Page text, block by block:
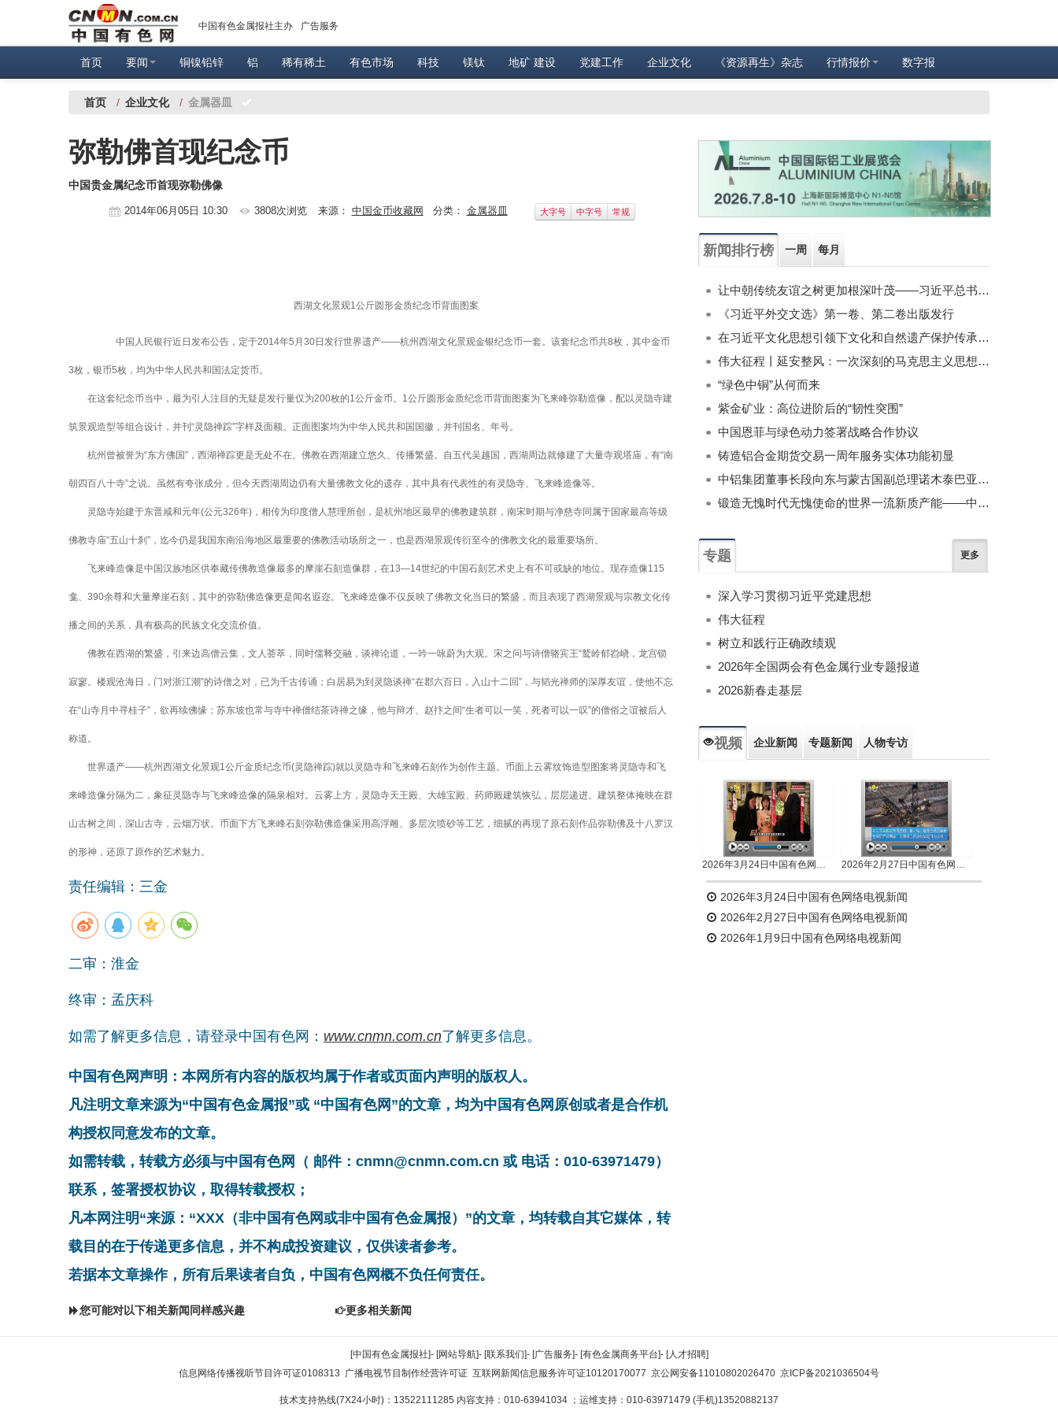
中国有色金属报社主办 广告服务
首页 要闻 铜镍铅锌 铝 稀有稀土 有色市场 科技 镁钛 地矿 建设 党建工作 企业文化 《资源再生》杂志 行情报价 数字报
首页 / 企业文化 / 金属器皿
弥勒佛首现纪念币
中国贵金属纪念币首现弥勒佛像
2014年06月05日 10:30 3808次浏览 来源： 中国金币收藏网 分类： 金属器皿 大字号 中字号 常规
西湖文化景观1公斤圆形金质纪念币背面图案
中国人民银行近日发布公告，定于2014年5月30日发行世界遗产——杭州西湖文化景观金银纪念币一套。该套纪念币共8枚，其中金币
3枚，银币5枚，均为中华人民共和国法定货币。
在这套纪念币当中，最为引人注目的无疑是发行量仅为200枚的1公斤金币。1公斤圆形金质纪念币背面图案为飞来峰弥勒造像，配以灵隐寺建
筑景观造型等组合设计，并刊“灵隐禅踪”字样及面额。正面图案均为中华人民共和国国徽，并刊国名、年号。
杭州曾被誉为“东方佛国”，西湖禅踪更是无处不在。佛教在西湖建立悠久、传播繁盛。自五代吴越国，西湖周边就修建了大量寺观塔庙，有“南
朝四百八十寺”之说。虽然有夸张成分，但今天西湖周边仍有大量佛教文化的遗存，其中具有代表性的有灵隐寺、飞来峰造像等。
灵隐寺始建于东晋咸和元年(公元326年)，相传为印度僧人慧理所创，是杭州地区最早的佛教建筑群，南宋时期与净慈寺同属于国家最高等级
佛教寺庙“五山十刹”，迄今仍是我国东南沿海地区最重要的佛教活动场所之一，也是西湖景观传衍至今的佛教文化的最重要场所。
飞来峰造像是中国汉族地区供奉藏传佛教造像最多的摩崖石刻造像群，在13—14世纪的中国石刻艺术史上有不可或缺的地位。现存造像115
龛、390余尊和大量摩崖石刻，其中的弥勒佛造像更是闻名遐迩。飞来峰造像不仅反映了佛教文化当日的繁盛，而且表现了西湖景观与宗教文化传
播之间的关系，具有极高的民族文化交流价值。
佛教在西湖的繁盛，引来边高僧云集，文人荟萃，同时儒释交融，谈禅论道，一吟一咏蔚为大观。宋之问与诗僧骆宾王“鹫岭郁岧峣，龙宫锁
寂寥。楼观沧海日，门对浙江潮”的诗僧之对，已为千古传诵；白居易为到灵隐谈禅“在郡六百日，入山十二回”，与韬光禅师的深厚友谊，使他不忘
在“山寺月中寻桂子”，欲再续佛缘；苏东坡也常与寺中禅僧结茶诗禅之缘，他与辩才、赵抃之间“生者可以一笑，死者可以一叹”的僧俗之谊被后人
称道。
世界遗产——杭州西湖文化景观1公斤金质纪念币(灵隐禅踪)就以灵隐寺和飞来峰石刻作为创作主题。币面上云雾纹饰造型图案将灵隐寺和飞
来峰造像分隔为二，象征灵隐寺与飞来峰造像的隔泉相对。云雾上方，灵隐寺天王殿、大雄宝殿、药师殿建筑恢弘，层层递进。建筑整体掩映在群
山古树之间，深山古寺，云烟万状。币面下方飞来峰石刻弥勒佛造像采用高浮雕、多层次喷砂等工艺，细腻的再现了原石刻作品弥勒佛及十八罗汉
的形神，还原了原作的艺术魅力。
责任编辑：三金
二审：淮金
终审：孟庆科
如需了解更多信息，请登录中国有色网： www.cnmn.com.cn了解更多信息。
中国有色网声明：本网所有内容的版权均属于作者或页面内声明的版权人。
凡注明文章来源为“中国有色金属报”或 “中国有色网”的文章，均为中国有色网原创或者是合作机
构授权同意发布的文章。
如需转载，转载方必须与中国有色网（ 邮件：cnmn@cnmn.com.cn 或 电话：010-63971479）
联系，签署授权协议，取得转载授权；
凡本网注明“来源：“XXX（非中国有色网或非中国有色金属报）”的文章，均转载自其它媒体，转
载目的在于传递更多信息，并不构成投资建议，仅供读者参考。
若据本文章操作，所有后果读者自负，中国有色网概不负任何责任。
您可能对以下相关新闻同样感兴趣 更多相关新闻
新闻排行榜 一周 每月
让中朝传统友谊之树更加根深叶茂——习近平总书记对朝鲜进行国事访问纪实
《习近平外交文选》第一卷、第二卷出版发行
在习近平文化思想引领下文化和自然遗产保护传承利用工作开创新局面
伟大征程丨延安整风：一次深刻的马克思主义思想教育运动
“绿色中铜”从何而来
紫金矿业：高位进阶后的“韧性突围”
中国恩菲与绿色动力签署战略合作协议
铸造铝合金期货交易一周年服务实体功能初显
中铝集团董事长段向东与蒙古国副总理诺木泰巴亚尔举行会谈
锻造无愧时代无愧使命的世界一流新质产能——中国有色金属工业的战略应对与破局之道（二）
专题 更多
深入学习贯彻习近平党建思想
伟大征程
树立和践行正确政绩观
2026年全国两会有色金属行业专题报道
2026新春走基层
视频 企业新闻 专题新闻 人物专访
2026年3月24日中国有色网络电视新闻 2026年2月27日中国有色网络电视新闻
2026年3月24日中国有色网络电视新闻
2026年2月27日中国有色网络电视新闻
2026年1月9日中国有色网络电视新闻
[中国有色金属报社]- [网站导航]- [联系我们]- [广告服务]- [有色金属商务平台]- [人才招聘]
信息网络传播视听节目许可证0108313 广播电视节目制作经营许可证 互联网新闻信息服务许可证10120170077 京公网安备11010802026470 京ICP备2021036504号
技术支持热线(7X24小时)：13522111285 内容支持：010-63941034 ；运维支持：010-63971479 (手机)13520882137